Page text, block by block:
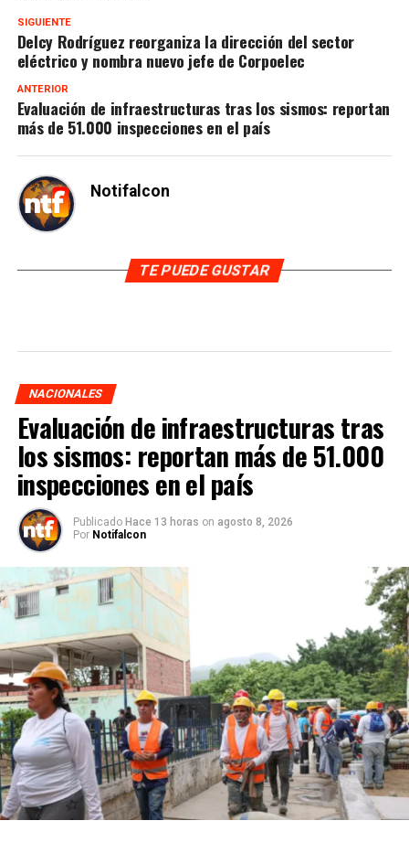
SIGUIENTE
Delcy Rodríguez reorganiza la dirección del sector
eléctrico y nombra nuevo jefe de Corpoelec
ANTERIOR
Evaluación de infraestructuras tras los sismos: reportan
más de 51.000 inspecciones en el país
Notifalcon
TE PUEDE GUSTAR
NACIONALES
Evaluación de infraestructuras tras
los sismos: reportan más de 51.000
inspecciones en el país
Publicado Hace 13 horas on agosto 8, 2026
Por Notifalcon